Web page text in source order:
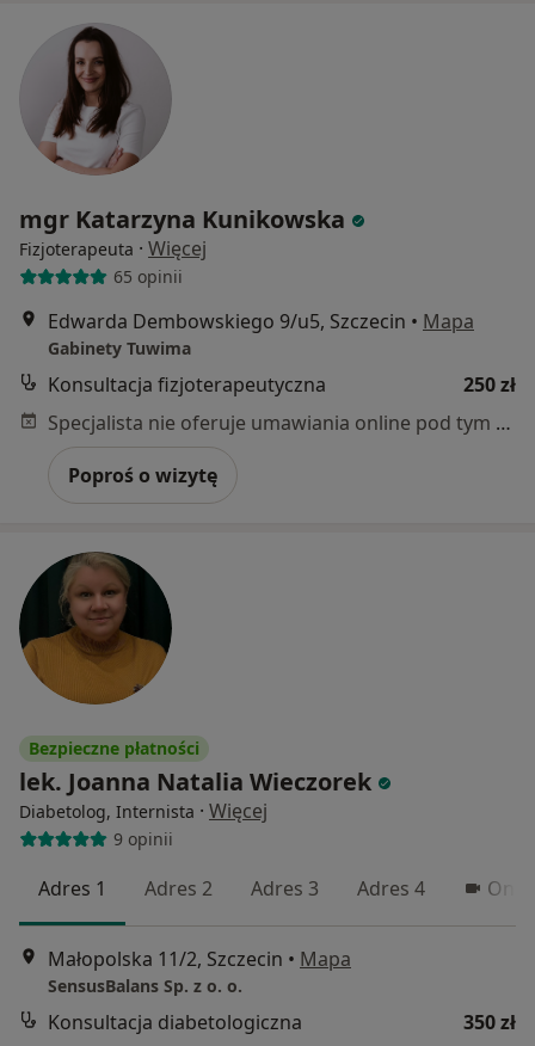
mgr Katarzyna Kunikowska
Fizjoterapeuta · Więcej
65 opinii
Edwarda Dembowskiego 9/u5, Szczecin • Mapa
Gabinety Tuwima
Konsultacja fizjoterapeutyczna
250 zł
Specjalista nie oferuje umawiania online pod tym adresem.
Poproś o wizytę
Bezpieczne płatności
lek. Joanna Natalia Wieczorek
Diabetolog, Internista · Więcej
9 opinii
Adres 1 Adres 2 Adres 3 Adres 4
Małopolska 11/2, Szczecin • Mapa
SensusBalans Sp. z o. o.
Konsultacja diabetologiczna
350 zł